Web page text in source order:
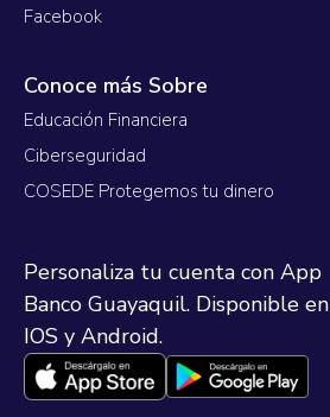
Facebook
Conoce más Sobre
Educación Financiera
Ciberseguridad
COSEDE Protegemos tu dinero
Personaliza tu cuenta con App
Banco Guayaquil. Disponible en
IOS y Android.